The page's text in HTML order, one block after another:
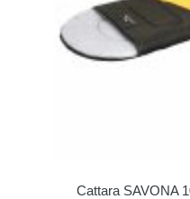
Cattara SAVONA